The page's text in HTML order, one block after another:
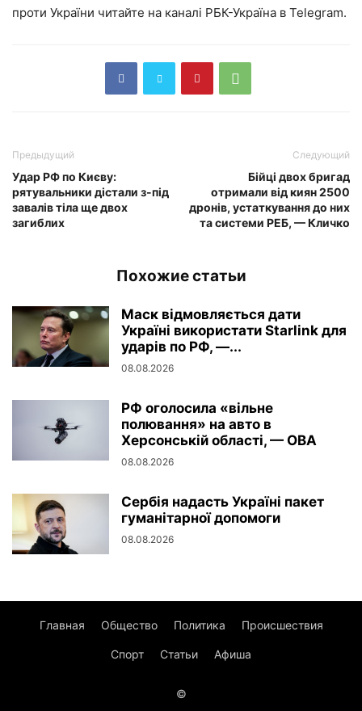
проти України читайте на каналі РБК-Україна в Telegram.
Предыдущий
Удар РФ по Києву:
рятувальники дістали з-під
завалів тіла ще двох
загиблих
Следующий
Бійці двох бригад
отримали від киян 2500
дронів, устаткування до них
та системи РЕБ, — Кличко
Похожие статьи
Маск відмовляється дати
Україні використати Starlink для
ударів по РФ, —...
08.08.2026
РФ оголосила «вільне
полювання» на авто в
Херсонській області, — ОВА
08.08.2026
Сербія надасть Україні пакет
гуманітарної допомоги
08.08.2026
Главная Общество Политика Происшествия
Спорт Статьи Афиша
©